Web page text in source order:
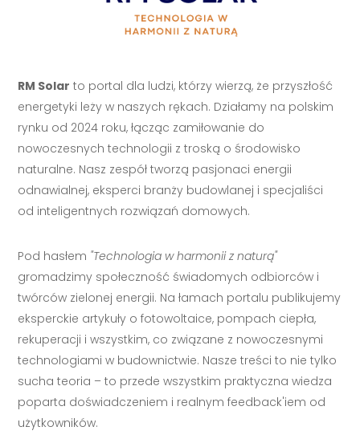
RM Solar to portal dla ludzi, którzy wierzą, że przyszłość
energetyki leży w naszych rękach. Działamy na polskim
rynku od 2024 roku, łącząc zamiłowanie do
nowoczesnych technologii z troską o środowisko
naturalne. Nasz zespół tworzą pasjonaci energii
odnawialnej, eksperci branży budowlanej i specjaliści
od inteligentnych rozwiązań domowych.
Pod hasłem "Technologia w harmonii z naturą"
gromadzimy społeczność świadomych odbiorców i
twórców zielonej energii. Na łamach portalu publikujemy
eksperckie artykuły o fotowoltaice, pompach ciepła,
rekuperacji i wszystkim, co związane z nowoczesnymi
technologiami w budownictwie. Nasze treści to nie tylko
sucha teoria – to przede wszystkim praktyczna wiedza
poparta doświadczeniem i realnym feedback'iem od
użytkowników.